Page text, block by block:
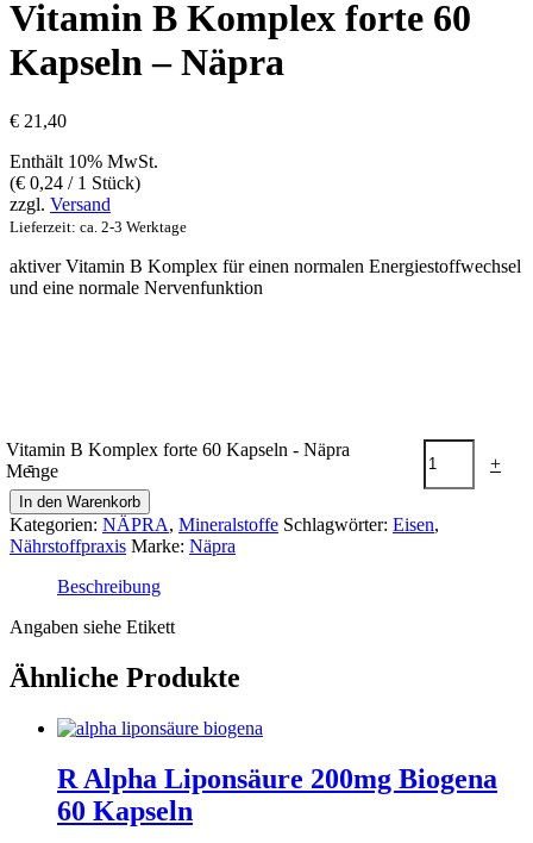
Vitamin B Komplex forte 60
Kapseln – Näpra
€ 21,40
Enthält 10% MwSt.
(€ 0,24 / 1 Stück)
zzgl. Versand
Lieferzeit: ca. 2-3 Werktage
aktiver Vitamin B Komplex für einen normalen Energiestoffwechsel
und eine normale Nervenfunktion
-
Vitamin B Komplex forte 60 Kapseln - Näpra
Menge
+
In den Warenkorb
Kategorien: NÄPRA, Mineralstoffe Schlagwörter: Eisen,
Nährstoffpraxis Marke: Näpra
Beschreibung
Angaben siehe Etikett
Ähnliche Produkte
R Alpha Liponsäure 200mg Biogena
60 Kapseln